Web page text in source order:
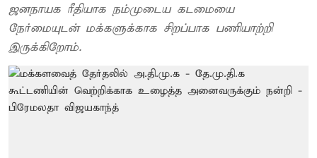
ஜனநாயக ரீதியாக நம்முடைய கடமையை
நேர்மையுடன் மக்களுக்காக சிறப்பாக பணியாற்றி
இருக்கிறோம்.